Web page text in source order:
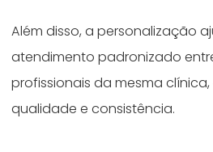
Além disso, a personalização
atendimento padronizado
profissionais da mesma
qualidade e consistência.